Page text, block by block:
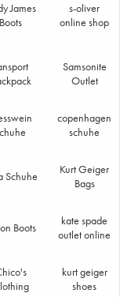
James
Boots
s-oliver
online shop
Samsonite
Outlet
copenhagen
schuhe
Schuhe
Kurt Geiger
Bags
Boots
kate spade
outlet online
kurt geiger
shoes